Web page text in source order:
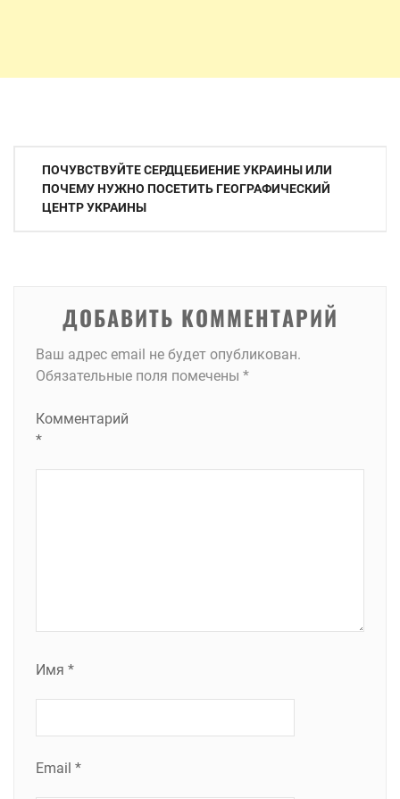
Навигация
ПОЧУВСТВУЙТЕ СЕРДЦЕБИЕНИЕ УКРАИНЫ ИЛИ
ПОЧЕМУ НУЖНО ПОСЕТИТЬ ГЕОГРАФИЧЕСКИЙ
ЦЕНТР УКРАИНЫ
ДОБАВИТЬ КОММЕНТАРИЙ
Ваш адрес email не будет опубликован.
Обязательные поля помечены *
Комментарий
*
Имя *
Email *